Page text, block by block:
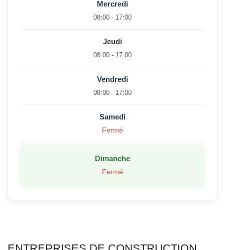
Mercredi
08:00 - 17:00
Jeudi
08:00 - 17:00
Vendredi
08:00 - 17:00
Samedi
Fermé
Dimanche
Fermé